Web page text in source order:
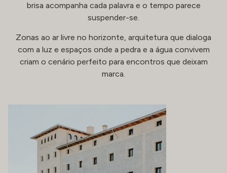
brisa acompanha cada palavra e o tempo parece
suspender-se.
Zonas ao ar livre no horizonte, arquitetura que dialoga
com a luz e espaços onde a pedra e a água convivem
criam o cenário perfeito para encontros que deixam
marca.